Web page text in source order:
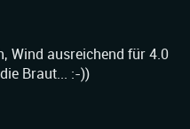
Wind ausreichend für 4.0
Braut... :-))